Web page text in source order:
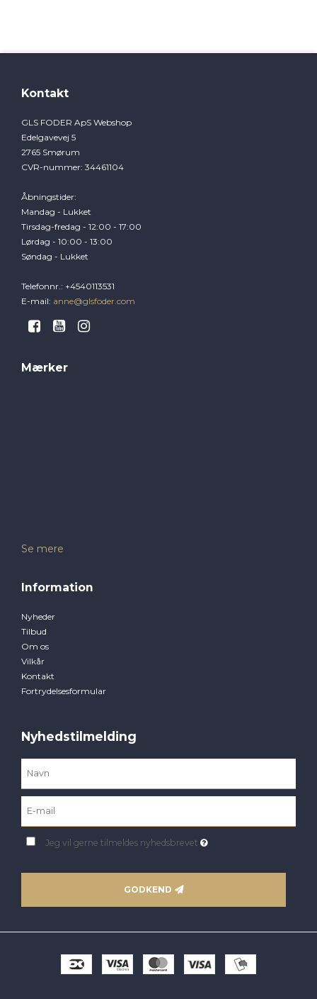
Kontakt
GLS FODER ApS Webshop
Edelgavevej 5
2765 Smørum
CVR-nummer: 34461104
Åbningstider:
Mandag - Lukket
Tirsdag-fredag - 12:00 - 17:00
Lørdag - 10:00 - 13:00
Søndag - Lukket
Telefonnr. : +4540113531
E-mail: anne@glsfoder.com
Mærker
Se mere
Information
Nyheder
Tilbud
Om os
Vilkår
Kontakt
Fortrydelsesformular
Nyhedstilmelding
Jeg vil gerne tilmeldes nyhedsbrevet
GODKEND